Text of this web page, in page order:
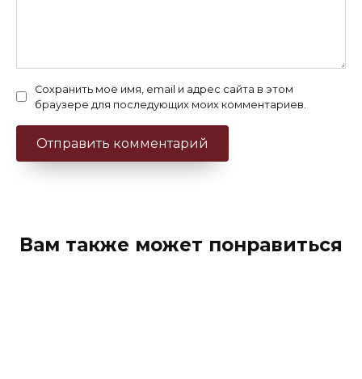
Сохранить моё имя, email и адрес сайта в этом
браузере для последующих моих комментариев.
Вам также может понравиться